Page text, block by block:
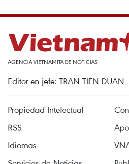
AGENCIA VIETNAMITA DE NOTICIAS
Editor en jefe: TRAN TIEN DUAN
Propiedad Intelectual
RSS
Idiomas